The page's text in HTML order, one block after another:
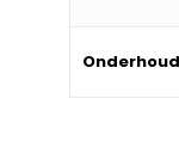
Onderhoud